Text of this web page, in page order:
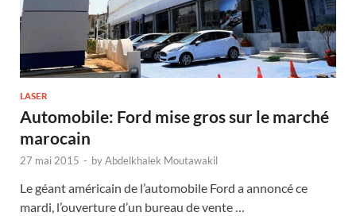
LASER
Automobile: Ford mise gros sur le marché
marocain
27 mai 2015 - byAbdelkhalek Moutawakil
Le géant américain de l’automobile Ford a annoncé ce
mardi, l’ouverture d’un bureau de vente …